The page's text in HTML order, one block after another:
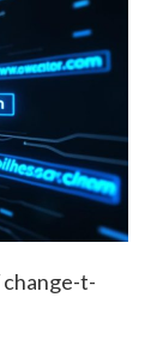
change-t-